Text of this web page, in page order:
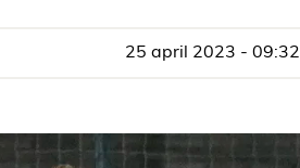
25 april 2023 - 09:32